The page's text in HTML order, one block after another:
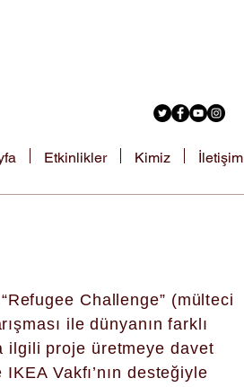
Etkinlikler Kimiz İletişim
Challenge” (mülteci
ile dünyanın farklı
ilgili proje üretmeye davet
Vakfı’nın desteğiyle